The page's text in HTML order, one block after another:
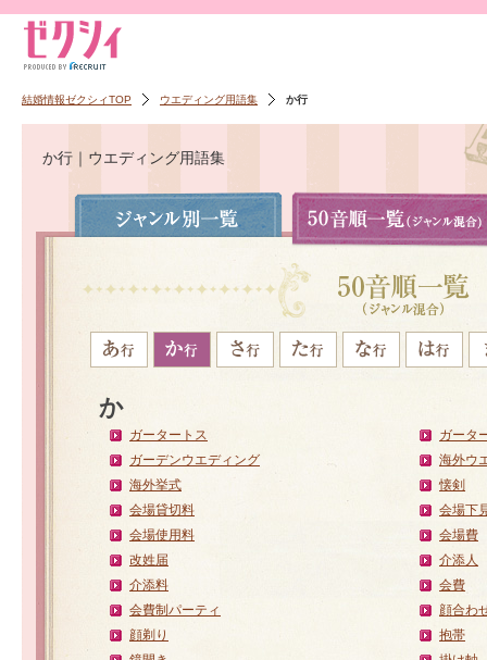
結婚情報ゼクシィTOP ウエディング用語集 か行
か行｜ウエディング用語集
か
ガータートス
ガータ
ガーデンウエディング
海外ウ
海外挙式
懐剣
会場貸切料
会場下
会場使用料
会場費
改姓届
介添人
介添料
会費
会費制パーティ
顔合わ
顔剃り
抱帯